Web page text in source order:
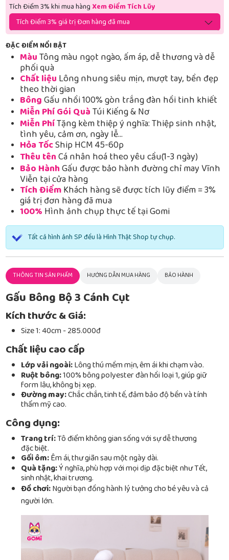
Tích Điểm 3% khi mua hàng Xem Điểm Tích Lũy
Tích Điểm 3% giá trị Đơn hàng đã mua
ĐẶC ĐIỂM NỔI BẬT
MàuTông màu ngọt ngào, ấm áp, dễ thương và dễ
phối quà
Chất liệu Lông nhung siêu mịn, mượt tay, bền đẹp
theo thời gian
BôngGấu nhồi 100% gòn trắng đàn hồi tinh khiết
Miễn Phí Gói QuàTúi Kiếng & Nơ
Miễn PhíTặng kèm thiệp ý nghĩa: Thiệp sinh nhật,
tình yêu, cảm ơn, ngày lễ…
Hỏa TốcShip HCM 45-60p
Thêu tênCá nhân hoá theo yêu cầu(1-3 ngày)
Bảo HànhGấu được bảo hành đường chỉ may Vĩnh
Viễn tại cửa hàng
Tích ĐiểmKhách hàng sẽ được tích lũy điểm = 3%
giá trị đơn hàng đã mua
100% Hình ảnh chụp thực tế tại Gomi
Tất cả hình ảnh SP đều là Hình Thật Shop tự chụp.
THÔNG TIN SẢN PHẨM HƯỚNG DẪN MUA HÀNG BẢO HÀNH
Gấu Bông Bộ 3 Cánh Cụt
Kích thước & Giá:
Size 1: 40cm - 285.000đ
Chất liệu cao cấp
Lớp vải ngoài:Lông thú mềm mịn, êm ái khi chạm vào.
Ruột bông:100% bông polyester đàn hồi loại 1, giúp giữ
form lâu, không bị xẹp.
Đường may:Chắc chắn, tinh tế, đảm bảo độ bền và tính
thẩm mỹ cao.
Công dụng:
Trang trí:Tô điểm không gian sống với sự dễ thương
đặc biệt.
Gối ôm:Êm ái, thư giãn sau một ngày dài.
Quà tặng:Ý nghĩa, phù hợp với mọi dịp đặc biệt như Tết,
sinh nhật, khai trương.
Đồ chơi:Người bạn đồng hành lý tưởng cho bé yêu và cả
người lớn.